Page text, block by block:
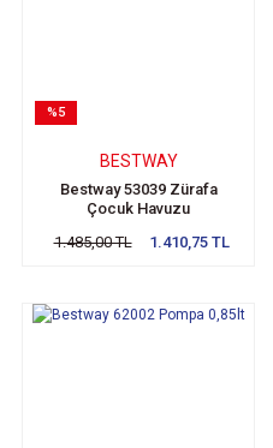
%5
BESTWAY
Bestway 53039 Zürafa
Çocuk Havuzu
1.485,00 TL
1.410,75 TL